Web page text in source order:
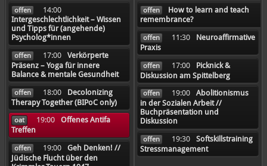
offen
14:00
Intergeschlechtlichkeit – Wissen
und Tipps für (angehende)
Psycholog*innen
offen 17:00
Verkörperte
Präsenz – Yoga für innere
Balance & mentale Gesundheit
offen 18:00
Decolonizing
Therapy Together (BIPoC only)
oat 19:00
Offenes Antifa
Treffen
offen 19:00
Geh Denken! //
Jüdische Flucht über den
offen
How to learn and teach
remembrance?
offen 11:30
Neuroaffirmative
Praxis
offen 17:00
Picknick &
Diskussion am Spittelberg
offen 19:00
Abolitionismus
in der Sozialen Arbeit //
Buchpräsentation und
Diskussion
offen 19:30
Softskillstraining
Stressmanagement